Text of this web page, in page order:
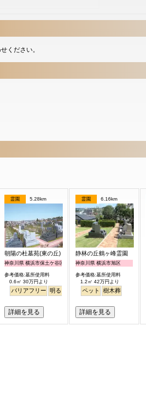
ください。
霊園 5.28km
朝陽の杜墓苑(東の丘)
神奈川県 横浜市保土ケ谷区
参考価格:墓所使用料
0.6㎡ 30万円より
バリアフリー 明るい
詳細を見る
霊園 6.16km
静林の丘鶴ヶ峰霊園
神奈川県 横浜市旭区
参考価格:墓所使用料
1.2㎡ 42万円より
ペット 樹木葬
詳細を見る